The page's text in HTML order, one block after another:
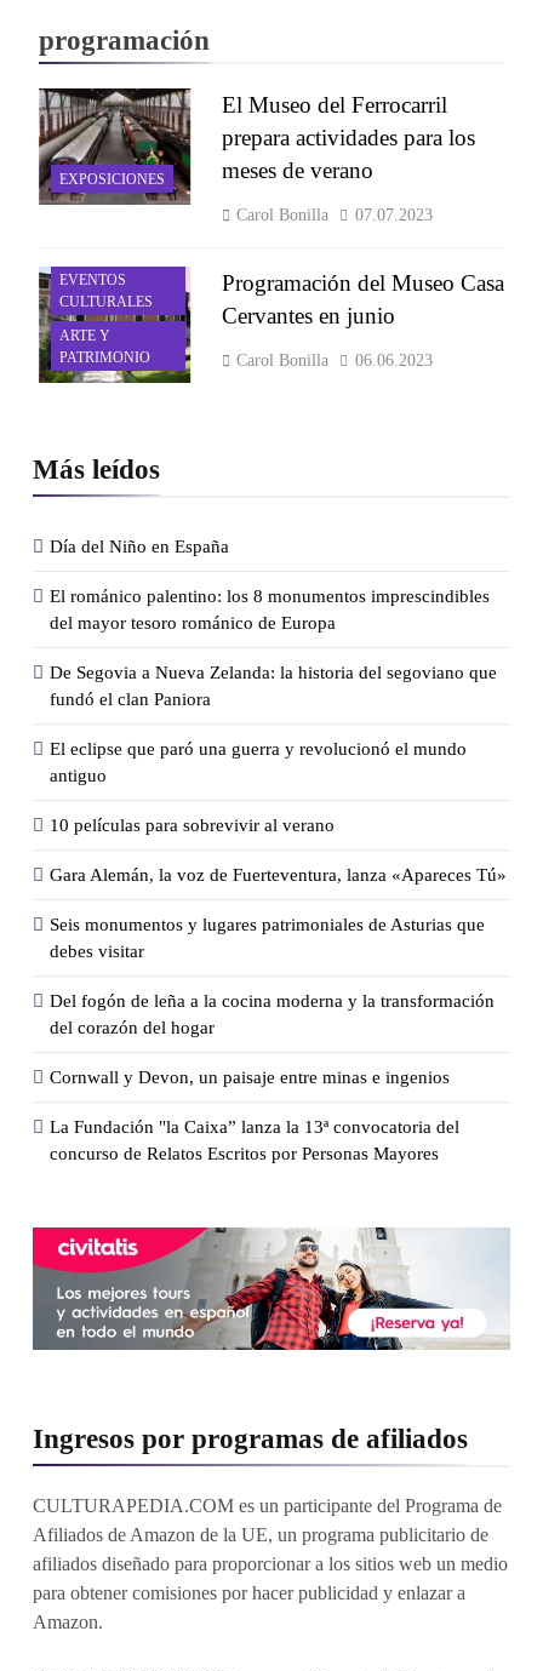
Más leídos
Día del Niño en España
El románico palentino: los 8 monumentos imprescindibles
del mayor tesoro románico de Europa
De Segovia a Nueva Zelanda: la historia del segoviano que
fundó el clan Paniora
El eclipse que paró una guerra y revolucionó el mundo
antiguo
10 películas para sobrevivir al verano
Gara Alemán, la voz de Fuerteventura, lanza «Apareces Tú»
Seis monumentos y lugares patrimoniales de Asturias que
debes visitar
Del fogón de leña a la cocina moderna y la transformación
del corazón del hogar
Cornwall y Devon, un paisaje entre minas e ingenios
La Fundación "la Caixa” lanza la 13ª convocatoria del
concurso de Relatos Escritos por Personas Mayores
programación
EXPOSICIONES
El Museo del Ferrocarril
prepara actividades para los
meses de verano
Carol Bonilla 07.07.2023
EVENTOS
CULTURALES
ARTE Y
PATRIMONIO
Programación del Museo Casa
Cervantes en junio
Carol Bonilla 06.06.2023
Ingresos por programas de afiliados
CULTURAPEDIA.COM es un participante del Programa de
Afiliados de Amazon de la UE, un programa publicitario de
afiliados diseñado para proporcionar a los sitios web un medio
para obtener comisiones por hacer publicidad y enlazar a
Amazon.